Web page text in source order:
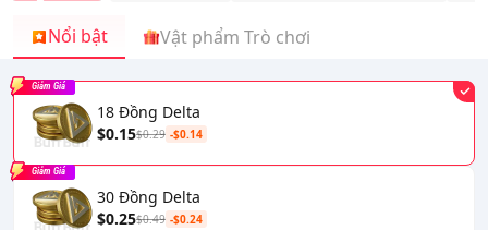
Nổi bật Vật phẩm Trò chơi
18 Đồng Delta
$0.15$0.29 -$0.14
Giảm Giá
30 Đồng Delta
$0.25$0.49 -$0.24
Giảm Giá